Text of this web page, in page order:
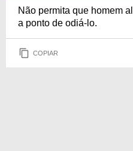
Não permita que homem
a ponto de odiá-lo.
COPIAR